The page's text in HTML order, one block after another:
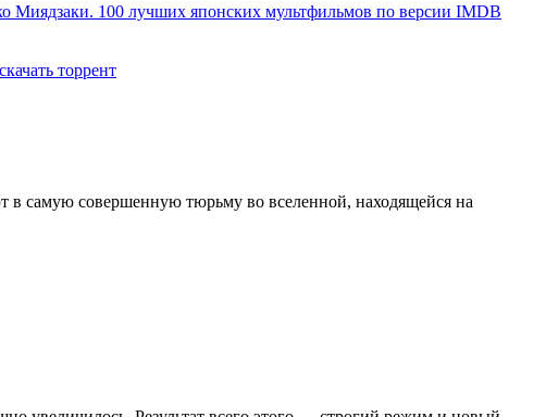
Миядзаки. 100 лучших японских мультфильмов по версии IMDB
торрент
в самую совершенную тюрьму во вселенной, находящейся на